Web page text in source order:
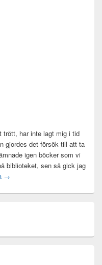
trött, har inte lagt mig i tid
gjordes det försök till att ta
igen böcker som vi
biblioteket, sen så gick jag
Mental anteckning
→